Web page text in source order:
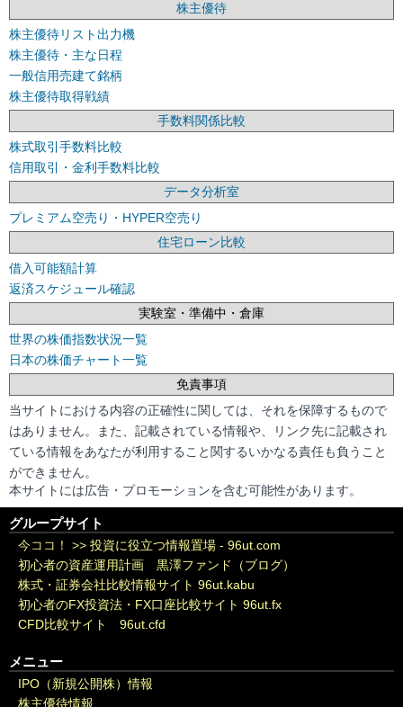
株主優待
株主優待リスト出力機
株主優待・主な日程
一般信用売建て銘柄
株主優待取得戦績
手数料関係比較
株式取引手数料比較
信用取引・金利手数料比較
データ分析室
プレミアム空売り・HYPER空売り
住宅ローン比較
借入可能額計算
返済スケジュール確認
実験室・準備中・倉庫
世界の株価指数状況一覧
日本の株価チャート一覧
免責事項
当サイトにおける内容の正確性に関しては、それを保障するもので
はありません。また、記載されている情報や、リンク先に記載され
ている情報をあなたが利用すること関するいかなる責任も負うこと
ができません。
本サイトには広告・プロモーションを含む可能性があります。
グループサイト
今ココ！ >> 投資に役立つ情報置場 - 96ut.com
初心者の資産運用計画 黒澤ファンド（ブログ）
株式・証券会社比較情報サイト 96ut.kabu
初心者のFX投資法・FX口座比較サイト 96ut.fx
CFD比較サイト 96ut.cfd
メニュー
IPO（新規公開株）情報
株主優待情報